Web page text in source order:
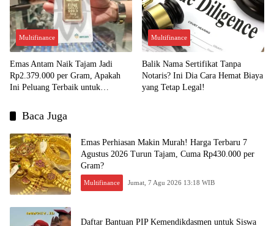
Multifinance
Emas Antam Naik Tajam Jadi
Rp2.379.000 per Gram, Apakah
Ini Peluang Terbaik untuk
Multifinance
Balik Nama Sertifikat Tanpa
Notaris? Ini Dia Cara Hemat Biaya
yang Tetap Legal!
Baca Juga
Emas Perhiasan Makin Murah! Harga Terbaru 7
Agustus 2026 Turun Tajam, Cuma Rp430.000 per
Gram?
Multifinance Jumat, 7 Agu 2026 13:18 WIB
Daftar Bantuan PIP Kemendikdasmen untuk Siswa